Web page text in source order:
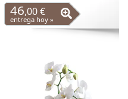
46,00 €
entrega hoy »